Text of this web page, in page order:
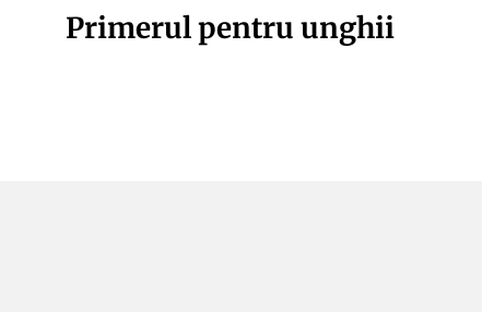
Primerul pentru unghii